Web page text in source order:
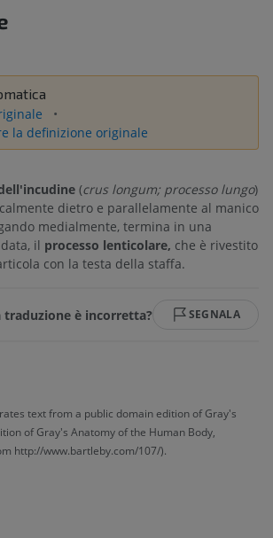
la definizione originale
(crus longum; processo lungo)
dietro e parallelamente al manico
medialmente, termina in una
il processo lenticolare, che è rivestito
con la testa della staffa.
traduzione è incorretta? SEGNALA
text from a public domain edition of Gray's
of Gray's Anatomy of the Human Body,
http://www.bartleby.com/107/).